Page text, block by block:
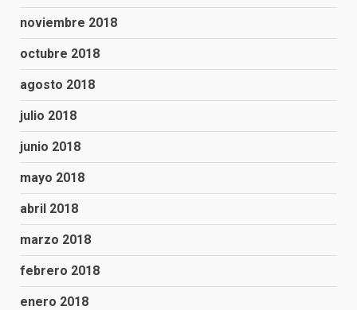
noviembre 2018
octubre 2018
agosto 2018
julio 2018
junio 2018
mayo 2018
abril 2018
marzo 2018
febrero 2018
enero 2018